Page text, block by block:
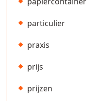
particulier
praxis
prijs
prijzen